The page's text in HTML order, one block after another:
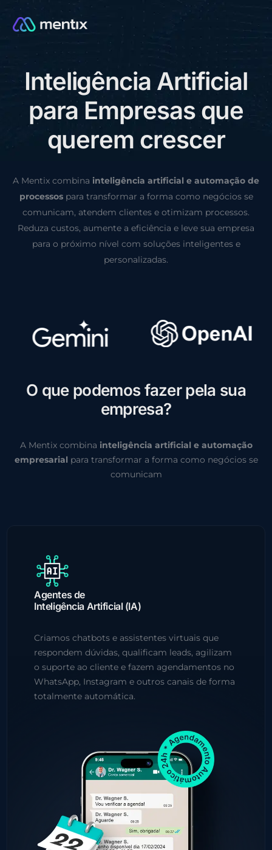
Inteligência Artificial
para Empresas que
querem crescer
A Mentix combina inteligência artificial e automação de
processospara transformar a forma como negócios se
comunicam, atendem clientes e otimizam processos.
Reduza custos, aumente a eficiência e leve sua empresa
para o próximo nível com soluções inteligentes e
personalizadas.
O que podemos fazer pela sua
empresa?
A Mentix combina inteligência artificial e automação
empresarial para transformar a forma como negócios se
comunicam
Agentes de
Inteligência Artificial (IA)
Criamos chatbots e assistentes virtuais que
respondem dúvidas, qualificam leads, agilizam
o suporte ao cliente e fazem agendamentos no
WhatsApp, Instagram e outros canais de forma
totalmente automática.
CONSULTORIA GRÁTIS